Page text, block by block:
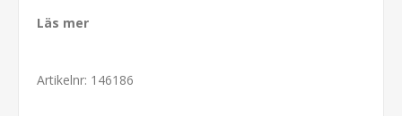
Läs mer
Artikelnr: 146186